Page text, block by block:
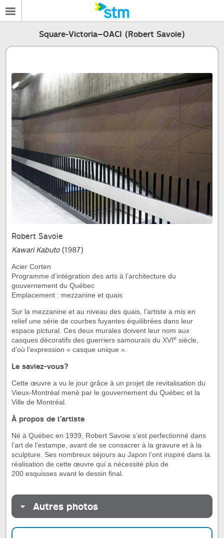
Square-Victoria–OACI (Robert Savoie)
Robert Savoie
Kawari Kabuto(1987)
Acier Corten
Programme d’intégration des arts à l’architecture du
gouvernement du Québec
Emplacement : mezzanine et quais
Sur la mezzanine et au niveau des quais, l’artiste a mis en
relief une série de courbes fuyantes équilibrées dans leur
espace pictural. Ces deux murales doivent leur nom aux
casques décoratifs des guerriers samouraïs du XVIe siècle,
d’où l’expression « casque unique ».
Le saviez-vous?
Cette œuvre a vu le jour grâce à un projet de revitalisation du
Vieux-Montréal mené par le gouvernement du Québec et la
Ville de Montréal.
À propos de l’artiste
Né à Québec en 1939, Robert Savoie s’est perfectionné dans
l’art de l’estampe, avant de se consacrer à la gravure et à la
sculpture. Ses nombreux séjours au Japon l’ont inspiré dans la
réalisation de cette œuvre qui a nécessité plus de
200 esquisses avant le dessin final.
Autres photos